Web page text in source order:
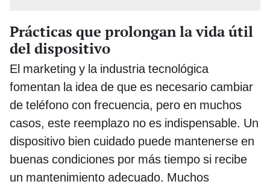
Prácticas que prolongan la vida útil
del dispositivo
El marketing y la industria tecnológica
fomentan la idea de que es necesario cambiar
de teléfono con frecuencia, pero en muchos
casos, este reemplazo no es indispensable. Un
dispositivo bien cuidado puede mantenerse en
buenas condiciones por más tiempo si recibe
un mantenimiento adecuado. Muchos